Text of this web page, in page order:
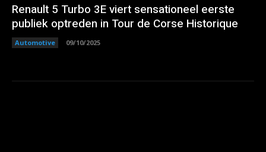
Renault 5 Turbo 3E viert sensationeel eerste
publiek optreden in Tour de Corse Historique
Automotive 09/10/2025